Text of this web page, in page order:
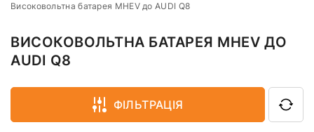
Високовольтна батарея MHEV до AUDI Q8
ВИСОКОВОЛЬТНА БАТАРЕЯ MHEV ДО
AUDI Q8
ФІЛЬТРАЦІЯ